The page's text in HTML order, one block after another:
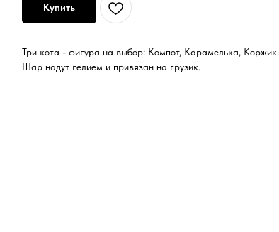
Купить
Три кота - фигура на выбор: Компот, Карамелька, Коржик.
Шар надут гелием и привязан на грузик.